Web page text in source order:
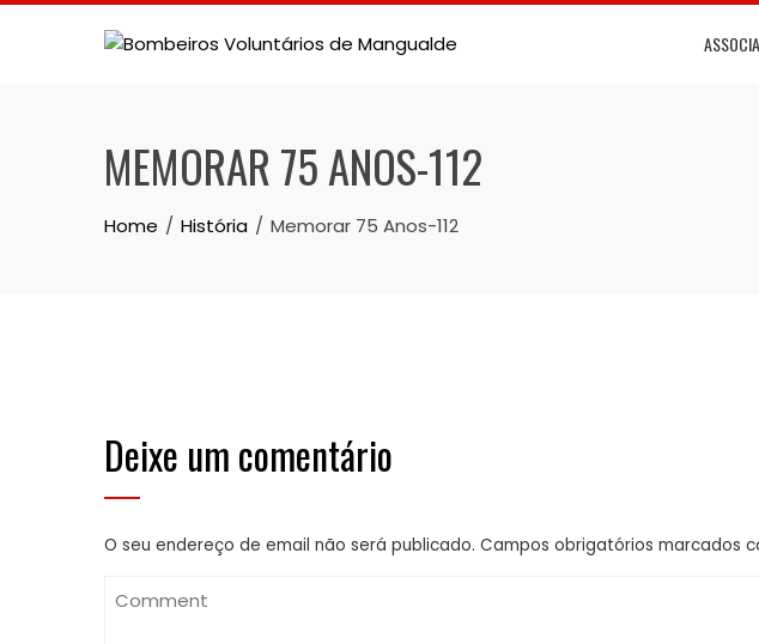
Skip
MEMORAR 75 ANOS-112
Home História Memorar 75 Anos-112
Deixe um comentário
O seu endereço de email não será publicado. Campos obrigatórios marcados